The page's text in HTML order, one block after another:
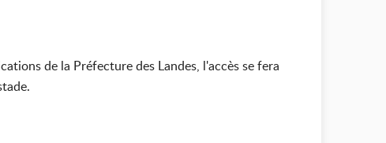
de la Préfecture des Landes, l'accès se fera